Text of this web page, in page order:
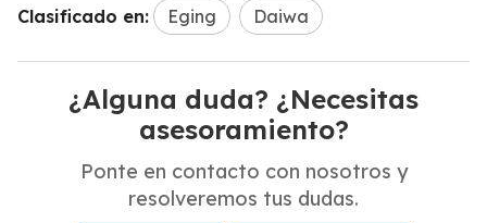
Clasificado en: Eging Daiwa
¿Alguna duda? ¿Necesitas
asesoramiento?
Ponte en contacto con nosotros y
resolveremos tus dudas.